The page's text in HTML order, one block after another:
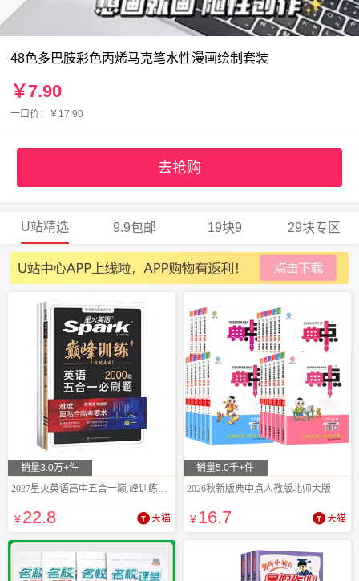
48色多巴胺彩色丙烯马克笔水性漫画绘制套装
￥7.90
一口价：￥17.90
去抢购
U站精选 9.9包邮 19块9 29块专区
销量3.0万+件
2027星火英语高中五合一巅.峰训练必刷题
¥22.8 天猫
销量5.0千+件
2026秋新版典中点人教版北师大版
¥16.7 天猫